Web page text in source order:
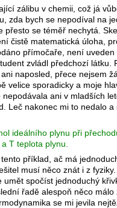
zálibu v chemii, což já
zda bych se nepodíval na
přesto se téměř nechytá.
čistě matematická úloha,
přímočaře, není
zvládl předchozí látku.
naposled, přece nejsem
velice sporadicky a moje
ani v mladších
Leč nakonec mi to nedalo a
ideálního plynu při
T teplota plynu.
příklad, ač má
musí něco znát i z
spočíst jednoduchý
řadě alespoň něco
se mi jevila